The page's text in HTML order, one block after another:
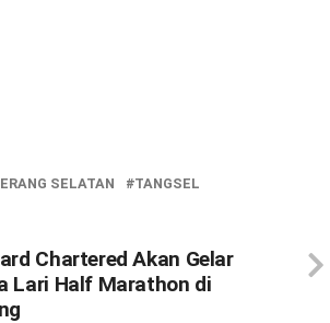
SELATAN TANGSEL
Chartered Akan Gelar
Lari Half Marathon di